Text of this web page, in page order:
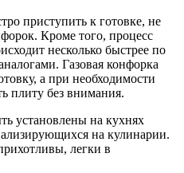
приступить к готовке, не
Кроме того, процесс
несколько быстрее по
Газовая конфорка
а при необходимости
плиту без внимания.
установлены на кухнях
на кулинарии.
легки в